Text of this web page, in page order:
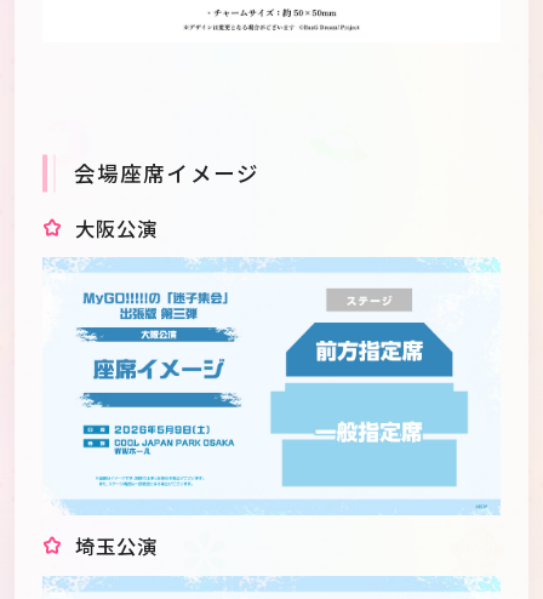
会場座席イメージ
大阪公演
埼玉公演